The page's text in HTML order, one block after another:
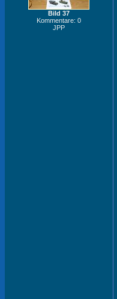
Bild 37
Kommentare: 0
JPP